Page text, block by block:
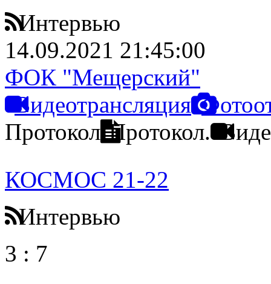
Интервью
14.09.2021 21:45:00
ФОК "Мещерский"
Видеотрансляция
Протокол Протокол.
КОСМОС 21-22
Интервью
3 : 7